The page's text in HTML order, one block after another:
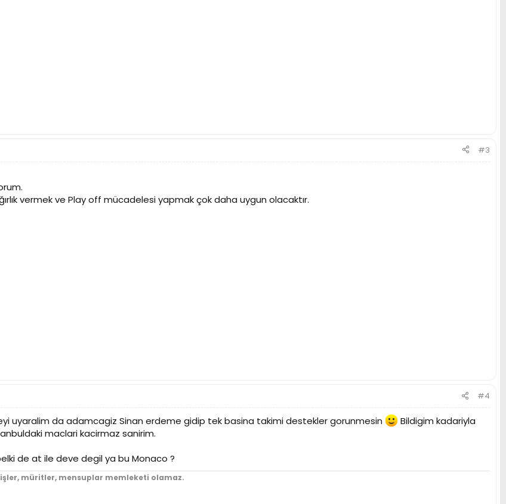
#3
vermek ve Play off mücadelesi yapmak çok daha uygun olacaktır.
#4
uyaralim da adamcagiz Sinan erdeme gidip tek basina takimi destekler gorunmesin
Bildigim kadariyla
maclari kacirmaz sanirim.
de at ile deve degil ya bu Monaco ?
müritler, mensuplar memleketi olamaz.